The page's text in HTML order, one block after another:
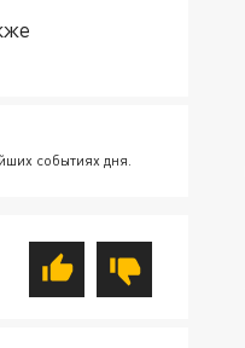
событиях дня.